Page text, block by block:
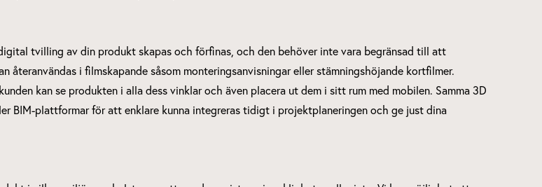
tvilling av din produkt skapas och förfinas, och den behöver inte vara begränsad till att
i filmskapande såsom monteringsanvisningar eller stämningshöjande kortfilmer.
kan se produkten i alla dess vinklar och även placera ut dem i sitt rum med mobilen. Samma 3D
BIM-plattformar för att enklare kunna integreras tidigt i projektplaneringen och ge just dina